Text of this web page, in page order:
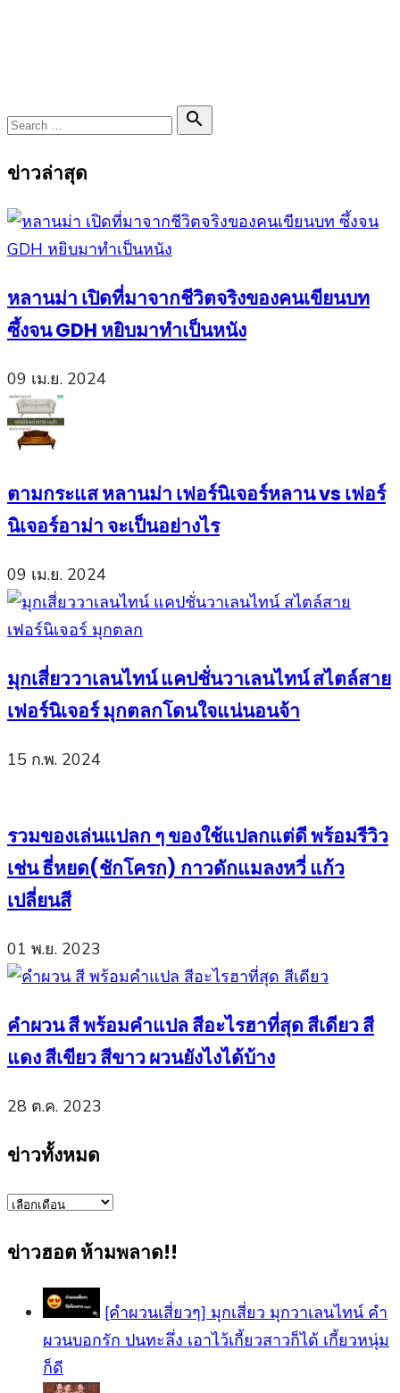
Search

Search
ข่าวล่าสุด
หลานม่า เปิดที่มาจากชีวิตจริงของคนเขียนบท
ซึ้งจน GDH หยิบมาทำเป็นหนัง
09 เม.ย. 2024
ตามกระแส หลานม่า เฟอร์นิเจอร์หลาน vs เฟอร์
นิเจอร์อาม่า จะเป็นอย่างไร
09 เม.ย. 2024
มุกเสี่ยววาเลนไทน์ แคปชั่นวาเลนไทน์ สไตล์สาย
เฟอร์นิเจอร์ มุกตลกโดนใจแน่นอนจ้า
15 ก.พ. 2024
รวมของเล่นแปลก ๆ ของใช้แปลกแต่ดี พร้อมรีวิว
เช่น ธี่หยด(ชักโครก) กาวดักแมลงหวี่ แก้ว
เปลี่ยนสี
01 พ.ย. 2023
คำผวน สี พร้อมคำแปล สีอะไรฮาที่สุด สีเดียว สี
แดง สีเขียว สีขาว ผวนยังไงได้บ้าง
28 ต.ค. 2023
ข่าวทั้งหมด
ข่าว
ข่าวฮอต ห้ามพลาด!!
[คำผวนเสี่ยวๆ] มุกเสี่ยว มุกวาเลนไทน์ คำ
ผวนบอกรัก ปนทะลึ่ง เอาไว้เกี้ยวสาวก็ได้ เกี้ยวหนุ่ม
ก็ดี